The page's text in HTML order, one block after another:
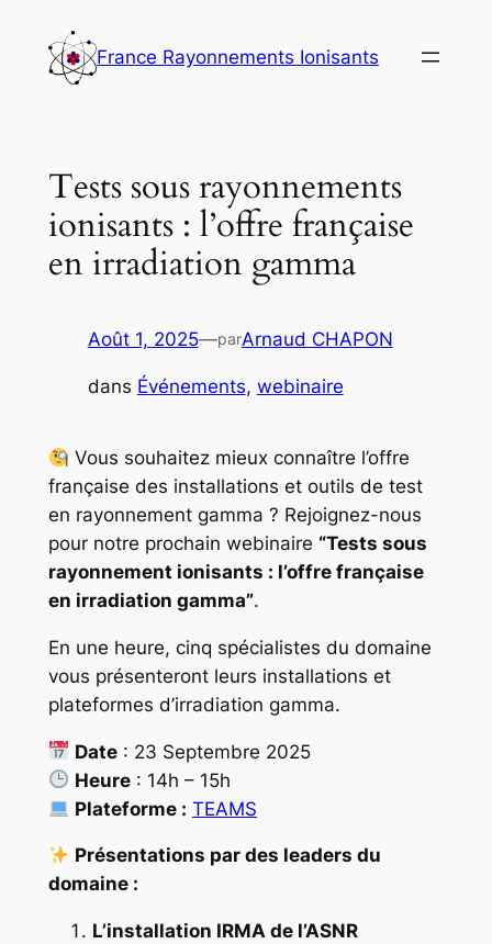
contenu
France Rayonnements Ionisants
Tests sous rayonnements
ionisants : l’offre française
en irradiation gamma
Août 1, 2025—parArnaud CHAPON
dans Événements, webinaire
Vous souhaitez mieux connaître l’offre
française des installations et outils de test
en rayonnement gamma ? Rejoignez-nous
pour notre prochain webinaire “Tests sous
rayonnement ionisants : l’offre française
en irradiation gamma”.
En une heure, cinq spécialistes du domaine
vous présenteront leurs installations et
plateformes d’irradiation gamma.
Date: 23 Septembre 2025
Heure: 14h – 15h
Plateforme : TEAMS
Présentations par des leaders du
domaine :
L’installation IRMA de l’ASNR